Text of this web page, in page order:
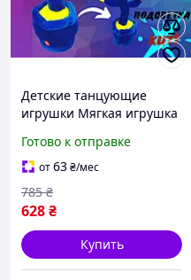
Детские танцующие
игрушки Мягкая игрушка
кактус в горшке Хаги Ваги
Кактус со звуковыми
эффектами
Готово к отправке
от63₴/мес
628₴
785 ₴
Купить